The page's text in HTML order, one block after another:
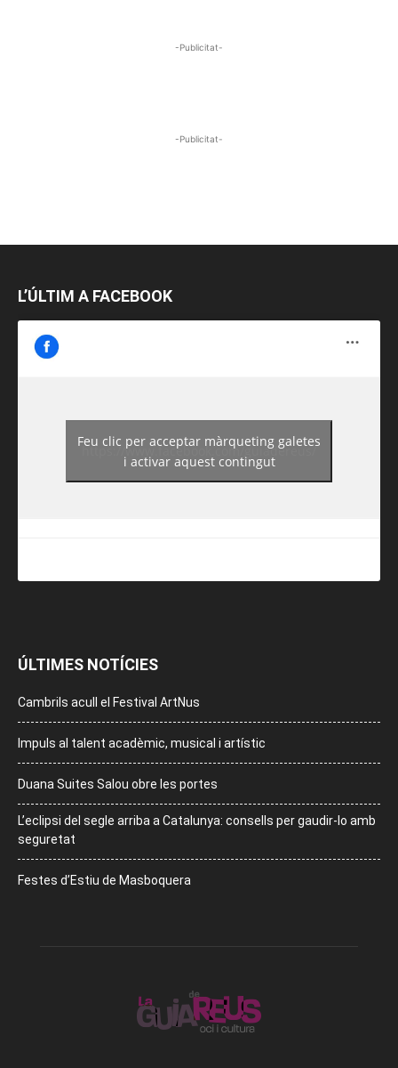
-Publicitat-
-Publicitat-
L’ÚLTIM A FACEBOOK
https://www.facebook.com/guiadereus/
Feu clic per acceptar màrqueting galetes
i activar aquest contingut
ÚLTIMES NOTÍCIES
Cambrils acull el Festival ArtNus
Impuls al talent acadèmic, musical i artístic
Duana Suites Salou obre les portes
L’eclipsi del segle arriba a Catalunya: consells per gaudir-lo amb
seguretat
Festes d’Estiu de Masboquera